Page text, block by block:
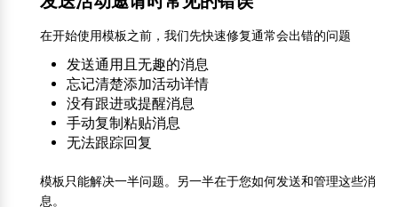
在开始使用模板之前，我们先快速修复通常会出错的问题
发送通用且无趣的消息
忘记清楚添加活动详情
没有跟进或提醒消息
手动复制粘贴消息
无法跟踪回复
模板只能解决一半问题。另一半在于您如何发送和管理这些消
息。